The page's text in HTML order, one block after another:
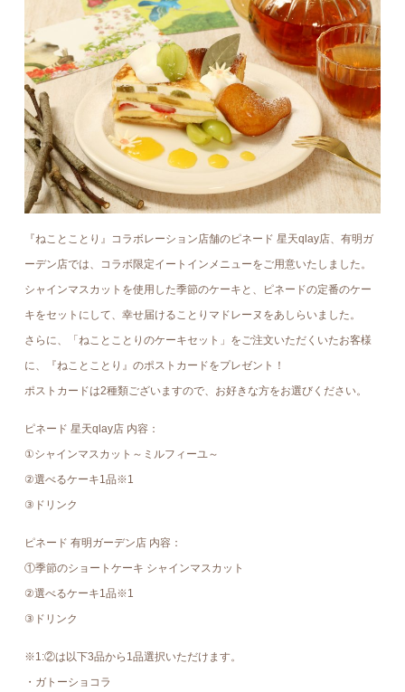
『ねことことり』コラボレーション店舗のピネード 星天qlay店、有明ガ
ーデン店では、コラボ限定イートインメニューをご用意いたしました。
シャインマスカットを使用した季節のケーキと、ピネードの定番のケー
キをセットにして、幸せ届けることりマドレーヌをあしらいました。
さらに、「ねことことりのケーキセット」をご注文いただくいたお客様
に、『ねことことり』のポストカードをプレゼント！
ポストカードは2種類ございますので、お好きな方をお選びください。
ピネード 星天qlay店 内容：
①シャインマスカット～ミルフィーユ～
②選べるケーキ1品※1
③ドリンク
ピネード 有明ガーデン店 内容：
①季節のショートケーキ シャインマスカット
②選べるケーキ1品※1
③ドリンク
※1:②は以下3品から1品選択いただけます。
・ガトーショコラ